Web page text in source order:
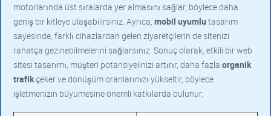
motorlarında üst sıralarda yer almasını sağlar, böylece daha
geniş bir kitleye ulaşabilirsiniz. Ayrıca, mobil uyumlu tasarım
sayesinde, farklı cihazlardan gelen ziyaretçilerin de sitenizi
rahatça gezinebilmelerini sağlarsınız. Sonuç olarak, etkili bir web
sitesi tasarımı, müşteri potansiyelinizi artırır, daha fazla organik
trafikçeker ve dönüşüm oranlarınızı yükseltir, böylece
işletmenizin büyümesine önemli katkılarda bulunur.